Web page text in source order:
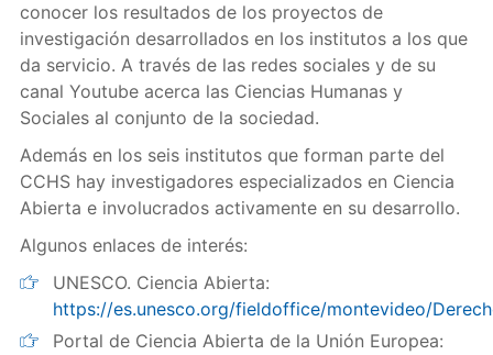
conocer los resultados de los proyectos de
investigación desarrollados en los institutos a los que
da servicio. A través de las redes sociales y de su
canal Youtube acerca las Ciencias Humanas y
Sociales al conjunto de la sociedad.
Además en los seis institutos que forman parte del
CCHS hay investigadores especializados en Ciencia
Abierta e involucrados activamente en su desarrollo.
Algunos enlaces de interés:
UNESCO. Ciencia Abierta:
https://es.unesco.org/fieldoffice/montevideo/
Portal de Ciencia Abierta de la Unión Europea: